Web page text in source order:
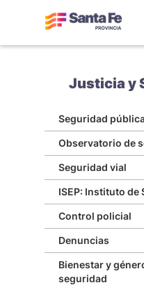
Justicia y
Seguridad
Observatorio de
Seguridad vial
ISEP: Instituto de
Control policial
Denuncias
Bienestar y
seguridad